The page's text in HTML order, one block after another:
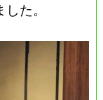
た。